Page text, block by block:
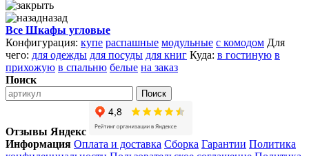
назад
Все Шкафы угловые
Конфигурация: купе распашные модульные с комодом Для
чего: для одежды для посуды для книг Куда: в гостиную в
прихожую в спальню белые на заказ
Поиск
Поиск
Отзывы Яндекс
Информация Оплата и доставка Сборка Гарантии Политика